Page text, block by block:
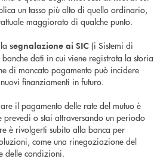
un tasso più alto di quello ordinario,
maggiorato di qualche punto.
segnalazione ai SIC (i Sistemi di
dati in cui viene registrata la storia
di mancato pagamento può incidere
finanziamenti in futuro.
il pagamento delle rate del mutuo è
prevedi o stai attraversando un periodo
è rivolgerti subito alla banca per
come una rinegoziazione del
delle condizioni.